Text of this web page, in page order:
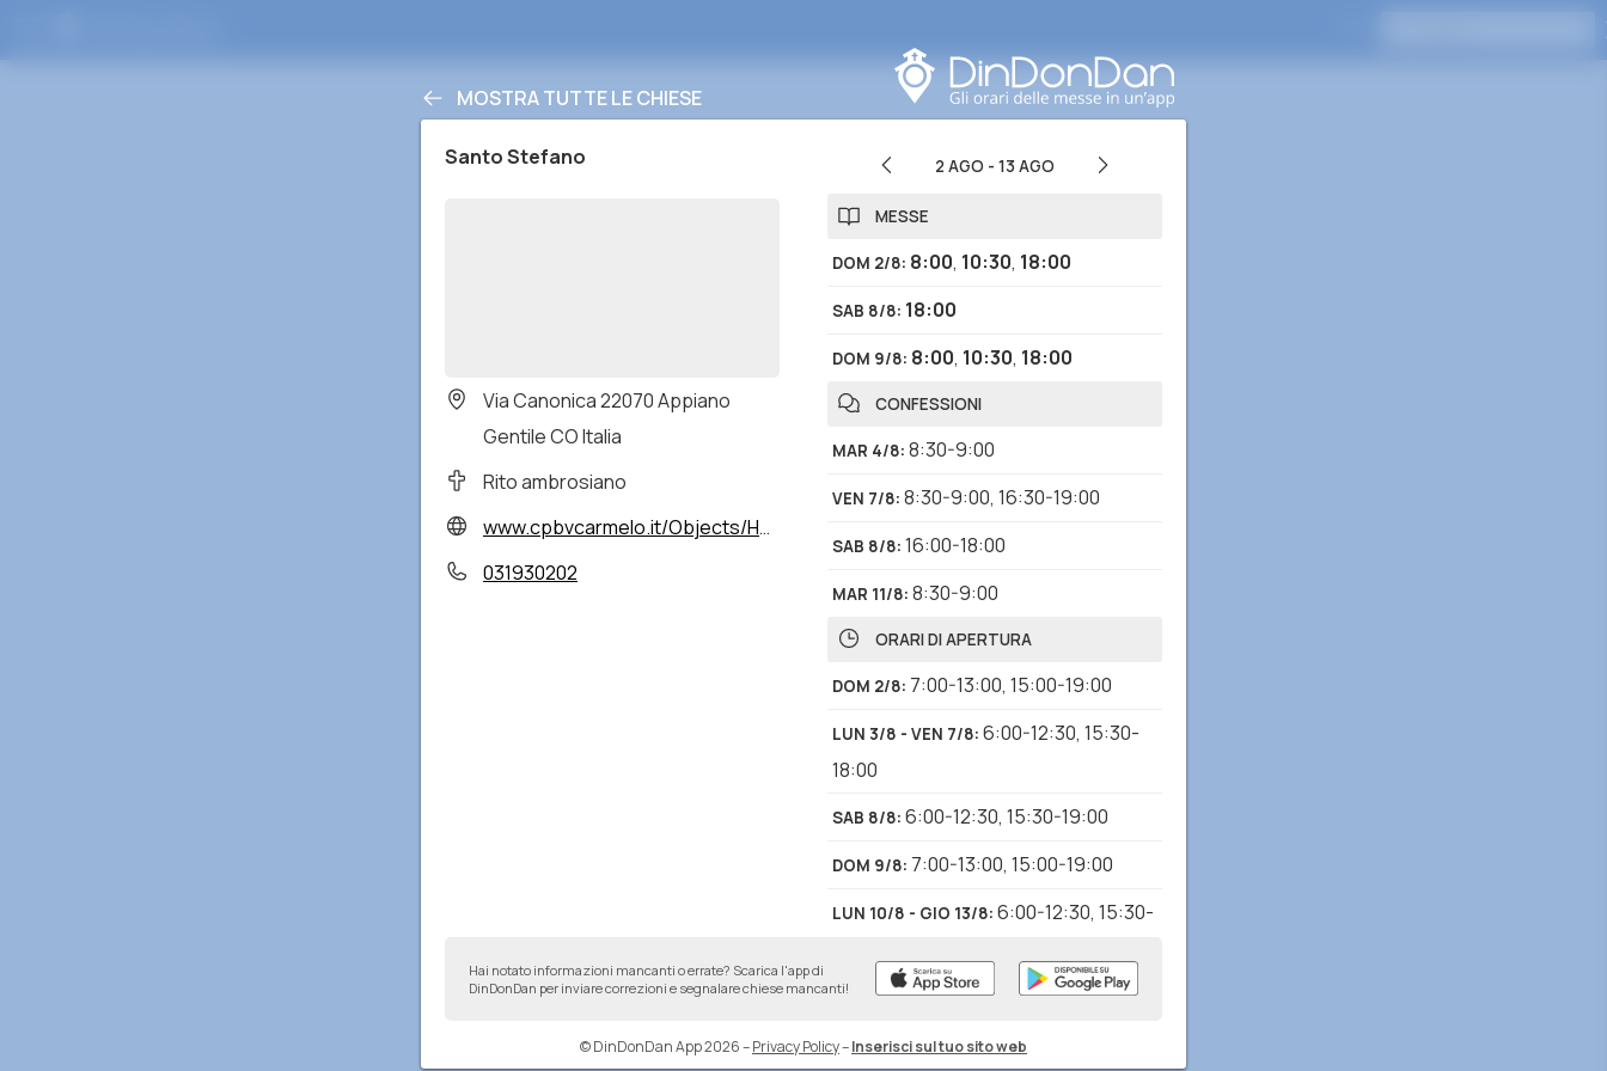
MOSTRA TUTTE LE CHIESE
Santo Stefano
Via Canonica 22070 Appiano
Gentile CO Italia
Rito ambrosiano
www.cpbvcarmelo.it/Objects/Home1.asp
031930202
2 AGO - 13 AGO
MESSE
DOM 2/8: 8:00, 10:30, 18:00
SAB 8/8: 18:00
DOM 9/8: 8:00, 10:30, 18:00
CONFESSIONI
MAR 4/8: 8:30-9:00
VEN 7/8: 8:30-9:00, 16:30-19:00
SAB 8/8: 16:00-18:00
MAR 11/8: 8:30-9:00
ORARI DI APERTURA
DOM 2/8: 7:00-13:00, 15:00-19:00
LUN 3/8 - VEN 7/8: 6:00-12:30, 15:30-
18:00
SAB 8/8: 6:00-12:30, 15:30-19:00
DOM 9/8: 7:00-13:00, 15:00-19:00
LUN 10/8 - GIO 13/8: 6:00-12:30, 15:30-
ADORAZIONE EUCARISTICA
VEN 7/8:9:30
Hai notato informazioni mancanti o errate? Scarica l'app di
DinDonDan per inviare correzioni e segnalare chiese mancanti!
© DinDonDan App 2026–Privacy Policy–Inserisci sul tuo sito web